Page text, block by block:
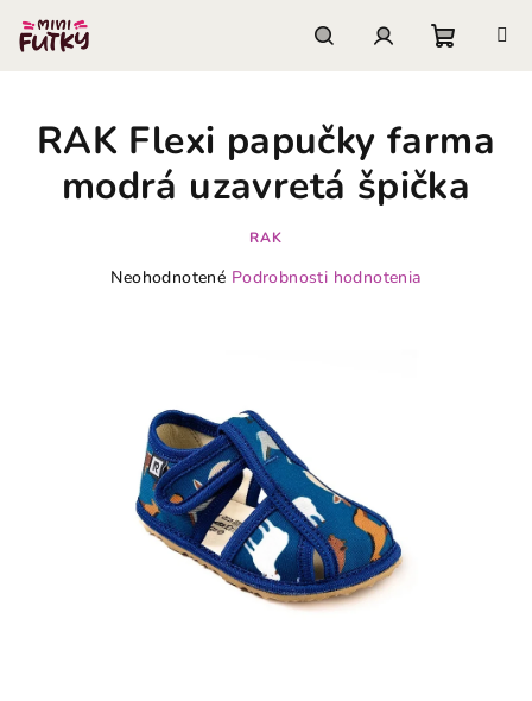
obsah
košík
RAK Flexi papučky farma
modrá uzavretá špička
RAK
Priemerné
hviezdičiek.
Neohodnotené Podrobnosti hodnotenia